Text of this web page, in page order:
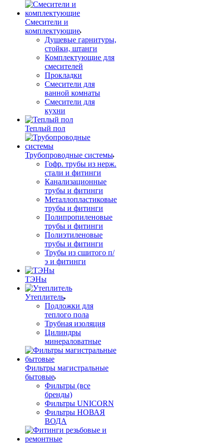
Смесители и
комплектующие
Душевые гарнитуры,
стойки, штанги
Комплектующие для
смесителей
Прокладки
Смесители для
ванной комнаты
Смесители для
кухни
Теплый пол
Трубопроводные системы
Гофр. трубы из нерж.
стали и фитинги
Канализационные
трубы и фитинги
Металлопластиковые
трубы и фитинги
Полипропиленовые
трубы и фитинги
Полиэтиленовые
трубы и фитинги
Трубы из сшитого п/
э и фитинги
ТЭНы
Утеплитель
Подложки для
теплого пола
Трубная изоляция
Цилиндры
минераловатные
Фильтры магистральные
бытовые
Фильтры (все
бренды)
Фильтры UNICORN
Фильтры НОВАЯ
ВОДА